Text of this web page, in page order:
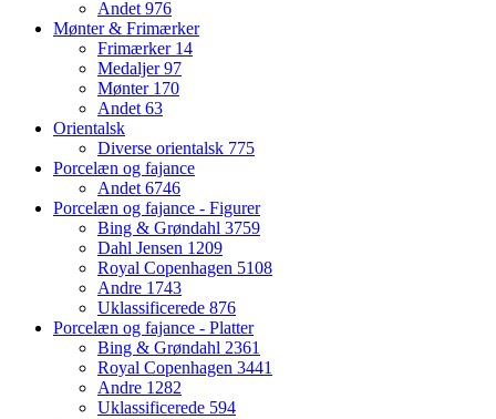
Andet 976
Mønter & Frimærker
Frimærker 14
Medaljer97
Mønter 170
Andet 63
Orientalsk
Diverse orientalsk 775
Porcelæn og fajance
Andet 6746
Porcelæn og fajance - Figurer
Bing & Grøndahl 3759
Dahl Jensen 1209
Royal Copenhagen 5108
Andre 1743
Uklassificerede 876
Porcelæn og fajance - Platter
Bing & Grøndahl 2361
Royal Copenhagen 3441
Andre 1282
Uklassificerede 594